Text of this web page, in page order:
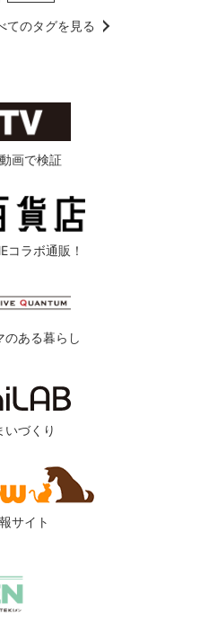
てのタグを見る
画で検証
コラボ通販！
のある暮らし
いづくり
サイト